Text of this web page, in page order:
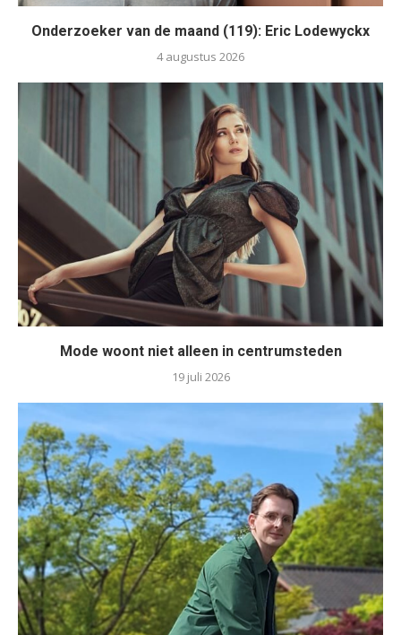
Onderzoeker van de maand (119): Eric Lodewyckx
4 augustus 2026
Mode woont niet alleen in centrumsteden
19 juli 2026